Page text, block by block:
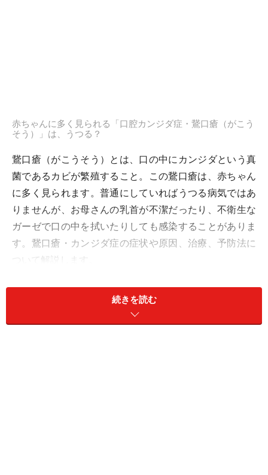
赤ちゃんに多く見られる「口腔カンジダ症・鵞口瘡（がこう
そう）」は、うつる？
鵞口瘡（がこうそう）とは、口の中にカンジダという真
菌であるカビが繁殖すること。この鵞口瘡は、赤ちゃん
に多く見られます。普通にしていればうつる病気ではあ
りませんが、お母さんの乳首が不潔だったり、不衛生な
ガーゼで口の中を拭いたりしても感染することがありま
す。鵞口瘡・カンジダ症の症状や原因、治療、予防法に
ついて解説します。
口腔カンジダ症・鵞口瘡の症状……口内に痛みが出る
続きを読む